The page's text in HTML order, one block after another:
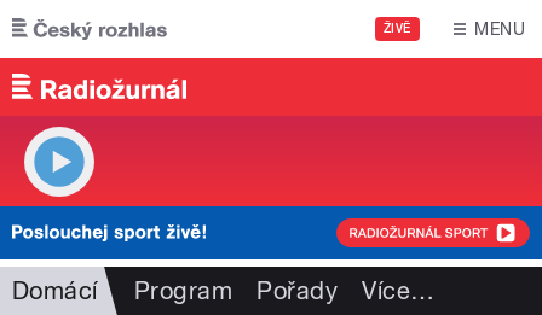
Přejít k hlavnímu obsahu
ŽIVĚ MENU
Domácí Program Pořady Více…